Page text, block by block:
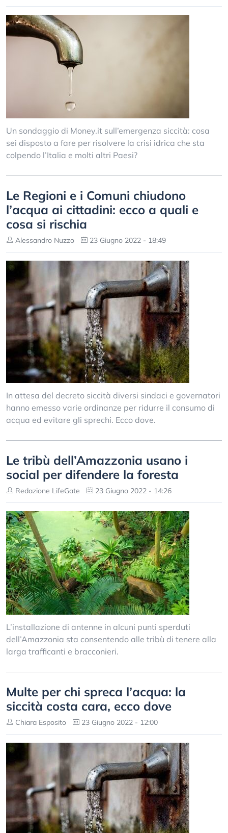
Un sondaggio di Money.it sull’emergenza siccità: cosa
sei disposto a fare per risolvere la crisi idrica che sta
colpendo l’Italia e molti altri Paesi?
Le Regioni e i Comuni chiudono
l’acqua ai cittadini: ecco a quali e
cosa si rischia
Alessandro Nuzzo 23 Giugno 2022 - 18:49
In attesa del decreto siccità diversi sindaci e governatori
hanno emesso varie ordinanze per ridurre il consumo di
acqua ed evitare gli sprechi. Ecco dove.
Le tribù dell’Amazzonia usano i
social per difendere la foresta
Redazione LifeGate 23 Giugno 2022 - 14:26
L’installazione di antenne in alcuni punti sperduti
dell’Amazzonia sta consentendo alle tribù di tenere alla
larga trafficanti e bracconieri.
Multe per chi spreca l’acqua: la
siccità costa cara, ecco dove
Chiara Esposito 23 Giugno 2022 - 12:00